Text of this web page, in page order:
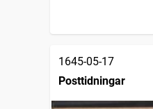
1645-05-17
Posttidningar